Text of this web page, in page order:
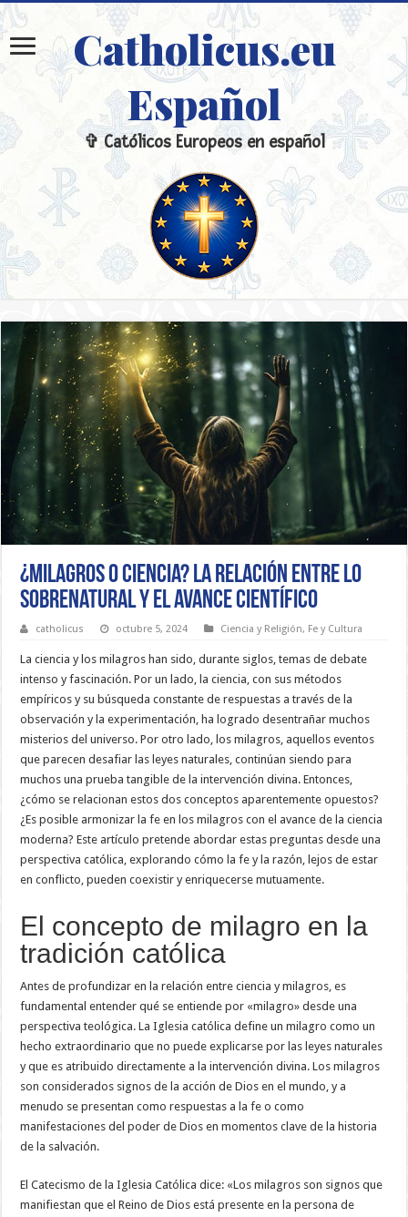
Catholicus.eu
Español
✞ Católicos Europeos en español
¿Milagros o ciencia? La relación entre lo
sobrenatural y el avance científico
catholicus octubre 5, 2024 Ciencia y Religión, Fe y Cultura
La ciencia y los milagros han sido, durante siglos, temas de debate
intenso y fascinación. Por un lado, la ciencia, con sus métodos
empíricos y su búsqueda constante de respuestas a través de la
observación y la experimentación, ha logrado desentrañar muchos
misterios del universo. Por otro lado, los milagros, aquellos eventos
que parecen desafiar las leyes naturales, continúan siendo para
muchos una prueba tangible de la intervención divina. Entonces,
¿cómo se relacionan estos dos conceptos aparentemente opuestos?
¿Es posible armonizar la fe en los milagros con el avance de la ciencia
moderna? Este artículo pretende abordar estas preguntas desde una
perspectiva católica, explorando cómo la fe y la razón, lejos de estar
en conflicto, pueden coexistir y enriquecerse mutuamente.
El concepto de milagro en la
tradición católica
Antes de profundizar en la relación entre ciencia y milagros, es
fundamental entender qué se entiende por «milagro» desde una
perspectiva teológica. La Iglesia católica define un milagro como un
hecho extraordinario que no puede explicarse por las leyes naturales
y que es atribuido directamente a la intervención divina. Los milagros
son considerados signos de la acción de Dios en el mundo, y a
menudo se presentan como respuestas a la fe o como
manifestaciones del poder de Dios en momentos clave de la historia
de la salvación.
El Catecismo de la Iglesia Católica dice: «Los milagros son signos que
manifiestan que el Reino de Dios está presente en la persona de